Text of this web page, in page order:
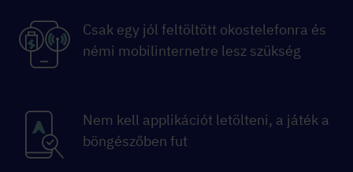
Csak egy jól feltöltött okostelefonra és
némi mobilinternetre lesz szükség
Nem kell applikációt letölteni, a játék a
böngészőben fut